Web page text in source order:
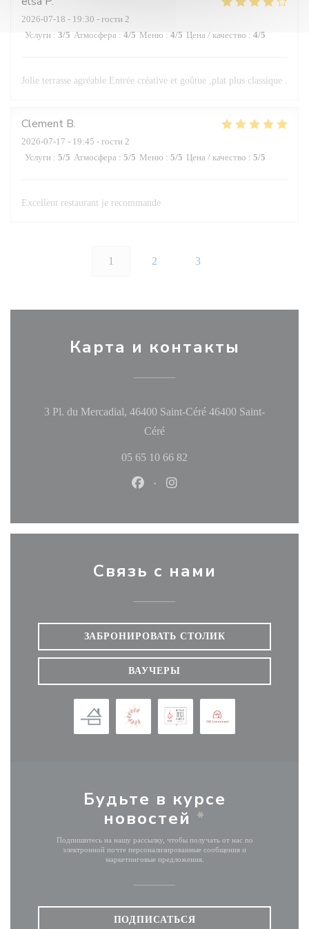
2026-07-18 - 19:30 - гости 2
Услуги : 3/5 Атмосфера : 4/5 Меню : 4/5 Цена / качество : 4/5
Jolie terrasse agréable Entrée créative et goûtue ,plat plus classique .
Clement B
2026-07-17 - 19:45 - гости 2
Услуги : 5/5 Атмосфера : 5/5 Меню : 5/5 Цена / качество : 5/5
Excellent restaurant je recommande
1 2 3
Карта и контакты
3 Pl. du Mercadial, 46400 Saint-Céré 46400 Saint-
Céré((открывается в новом окне))
05 65 10 66 82
Facebook ((открывается в
Связь с нами
ЗАБРОНИРОВАТЬ СТОЛИК
ВАУЧЕРЫ
Будьте в курсе
новостей *
Подпишитесь на нашу рассылку, чтобы получать от нас по
электронной почте персонализированные сообщения и
маркетинговые предложения.
ПОДПИСАТЬСЯ